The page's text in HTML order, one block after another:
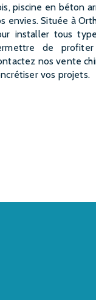
piscine en béton
envies. Située à
installer tous
de
nos vente
vos projets.